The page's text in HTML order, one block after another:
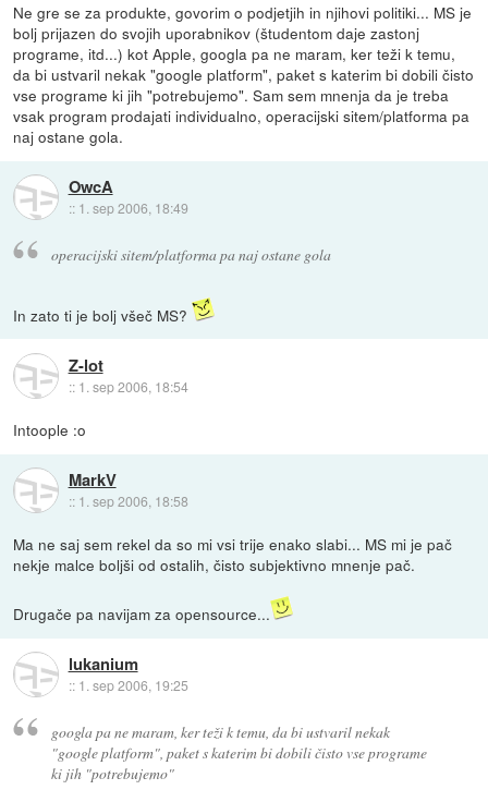
Ne gre se za produkte, govorim o podjetjih in njihovi politiki... MS je
bolj prijazen do svojih uporabnikov (študentom daje zastonj
programe, itd...) kot Apple, googla pa ne maram, ker teži k temu,
da bi ustvaril nekak "google platform", paket s katerim bi dobili čisto
vse programe ki jih "potrebujemo". Sam sem mnenja da je treba
vsak program prodajati individualno, operacijski sitem/platforma pa
naj ostane gola.
OwcA
:: 1. sep 2006, 18:49
operacijski sitem/platforma pa naj ostane gola
In zato ti je bolj všeč MS?
Z-lot
:: 1. sep 2006, 18:54
Intoople :o
MarkV
:: 1. sep 2006, 18:58
Ma ne saj sem rekel da so mi vsi trije enako slabi... MS mi je pač
nekje malce boljši od ostalih, čisto subjektivno mnenje pač.
Drugače pa navijam za opensource...
lukanium
:: 1. sep 2006, 19:25
googla pa ne maram, ker teži k temu, da bi ustvaril nekak
"google platform", paket s katerim bi dobili čisto vse programe
ki jih "potrebujemo"